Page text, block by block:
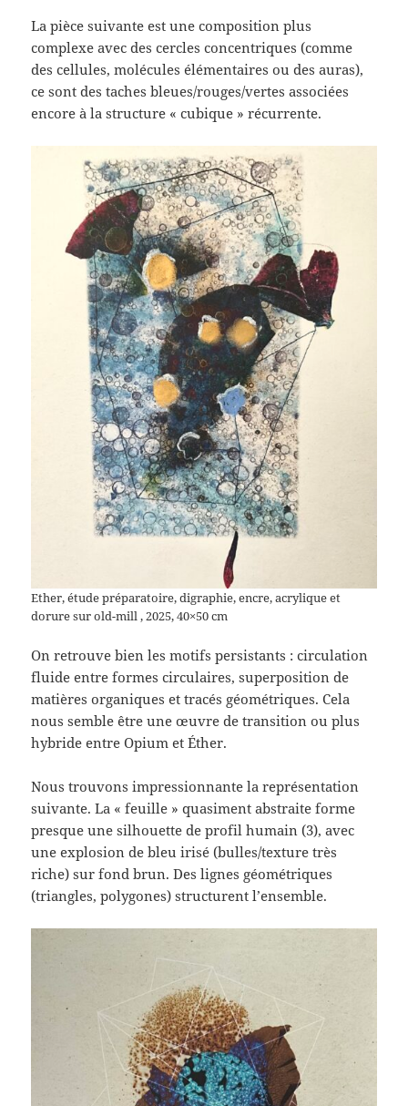
La pièce suivante est une composition plus
complexe avec des cercles concentriques (comme
des cellules, molécules élémentaires ou des auras),
ce sont des taches bleues/rouges/vertes associées
encore à la structure « cubique » récurrente.
Ether, étude préparatoire, digraphie, encre, acrylique et
dorure sur old-mill , 2025, 40×50 cm
On retrouve bien les motifs persistants : circulation
fluide entre formes circulaires, superposition de
matières organiques et tracés géométriques. Cela
nous semble être une œuvre de transition ou plus
hybride entre Opium et Éther.
Nous trouvons impressionnante la représentation
suivante. La « feuille » quasiment abstraite forme
presque une silhouette de profil humain (3), avec
une explosion de bleu irisé (bulles/texture très
riche) sur fond brun. Des lignes géométriques
(triangles, polygones) structurent l’ensemble.